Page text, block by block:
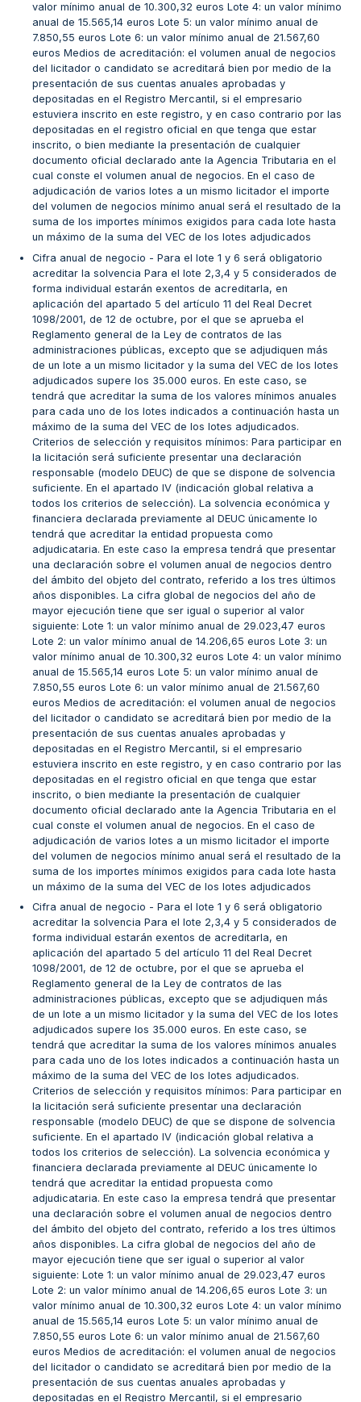
valor mínimo anual de 10.300,32 euros Lote 4: un valor mínimo
anual de 15.565,14 euros Lote 5: un valor mínimo anual de
7.850,55 euros Lote 6: un valor mínimo anual de 21.567,60
euros Medios de acreditación: el volumen anual de negocios
del licitador o candidato se acreditará bien por medio de la
presentación de sus cuentas anuales aprobadas y
depositadas en el Registro Mercantil, si el empresario
estuviera inscrito en este registro, y en caso contrario por las
depositadas en el registro oficial en que tenga que estar
inscrito, o bien mediante la presentación de cualquier
documento oficial declarado ante la Agencia Tributaria en el
cual conste el volumen anual de negocios. En el caso de
adjudicación de varios lotes a un mismo licitador el importe
del volumen de negocios mínimo anual será el resultado de la
suma de los importes mínimos exigidos para cada lote hasta
un máximo de la suma del VEC de los lotes adjudicados
Cifra anual de negocio - Para el lote 1 y 6 será obligatorio
acreditar la solvencia Para el lote 2,3,4 y 5 considerados de
forma individual estarán exentos de acreditarla, en
aplicación del apartado 5 del artículo 11 del Real Decret
1098/2001, de 12 de octubre, por el que se aprueba el
Reglamento general de la Ley de contratos de las
administraciones públicas, excepto que se adjudiquen más
de un lote a un mismo licitador y la suma del VEC de los lotes
adjudicados supere los 35.000 euros. En este caso, se
tendrá que acreditar la suma de los valores mínimos anuales
para cada uno de los lotes indicados a continuación hasta un
máximo de la suma del VEC de los lotes adjudicados.
Criterios de selección y requisitos mínimos: Para participar en
la licitación será suficiente presentar una declaración
responsable (modelo DEUC) de que se dispone de solvencia
suficiente. En el apartado IV (indicación global relativa a
todos los criterios de selección). La solvencia económica y
financiera declarada previamente al DEUC únicamente lo
tendrá que acreditar la entidad propuesta como
adjudicataria. En este caso la empresa tendrá que presentar
una declaración sobre el volumen anual de negocios dentro
del ámbito del objeto del contrato, referido a los tres últimos
años disponibles. La cifra global de negocios del año de
mayor ejecución tiene que ser igual o superior al valor
siguiente: Lote 1: un valor mínimo anual de 29.023,47 euros
Lote 2: un valor mínimo anual de 14.206,65 euros Lote 3: un
valor mínimo anual de 10.300,32 euros Lote 4: un valor mínimo
anual de 15.565,14 euros Lote 5: un valor mínimo anual de
7.850,55 euros Lote 6: un valor mínimo anual de 21.567,60
euros Medios de acreditación: el volumen anual de negocios
del licitador o candidato se acreditará bien por medio de la
presentación de sus cuentas anuales aprobadas y
depositadas en el Registro Mercantil, si el empresario
estuviera inscrito en este registro, y en caso contrario por las
depositadas en el registro oficial en que tenga que estar
inscrito, o bien mediante la presentación de cualquier
documento oficial declarado ante la Agencia Tributaria en el
cual conste el volumen anual de negocios. En el caso de
adjudicación de varios lotes a un mismo licitador el importe
del volumen de negocios mínimo anual será el resultado de la
suma de los importes mínimos exigidos para cada lote hasta
un máximo de la suma del VEC de los lotes adjudicados
Cifra anual de negocio - Para el lote 1 y 6 será obligatorio
acreditar la solvencia Para el lote 2,3,4 y 5 considerados de
forma individual estarán exentos de acreditarla, en
aplicación del apartado 5 del artículo 11 del Real Decret
1098/2001, de 12 de octubre, por el que se aprueba el
Reglamento general de la Ley de contratos de las
administraciones públicas, excepto que se adjudiquen más
de un lote a un mismo licitador y la suma del VEC de los lotes
adjudicados supere los 35.000 euros. En este caso, se
tendrá que acreditar la suma de los valores mínimos anuales
para cada uno de los lotes indicados a continuación hasta un
máximo de la suma del VEC de los lotes adjudicados.
Criterios de selección y requisitos mínimos: Para participar en
la licitación será suficiente presentar una declaración
responsable (modelo DEUC) de que se dispone de solvencia
suficiente. En el apartado IV (indicación global relativa a
todos los criterios de selección). La solvencia económica y
financiera declarada previamente al DEUC únicamente lo
tendrá que acreditar la entidad propuesta como
adjudicataria. En este caso la empresa tendrá que presentar
una declaración sobre el volumen anual de negocios dentro
del ámbito del objeto del contrato, referido a los tres últimos
años disponibles. La cifra global de negocios del año de
mayor ejecución tiene que ser igual o superior al valor
siguiente: Lote 1: un valor mínimo anual de 29.023,47 euros
Lote 2: un valor mínimo anual de 14.206,65 euros Lote 3: un
valor mínimo anual de 10.300,32 euros Lote 4: un valor mínimo
anual de 15.565,14 euros Lote 5: un valor mínimo anual de
7.850,55 euros Lote 6: un valor mínimo anual de 21.567,60
euros Medios de acreditación: el volumen anual de negocios
del licitador o candidato se acreditará bien por medio de la
presentación de sus cuentas anuales aprobadas y
depositadas en el Registro Mercantil, si el empresario